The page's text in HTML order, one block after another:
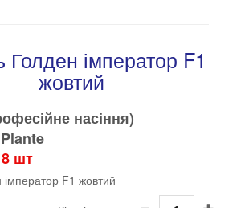
Голден імператор F1
жовтий
насіння)
шт
F1 жовтий